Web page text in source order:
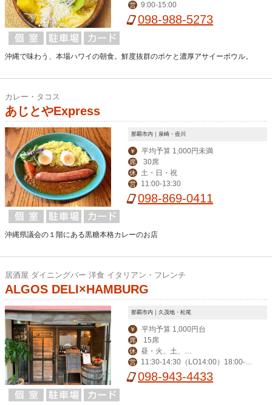
営 9:00-15:00
098-988-5273
沖縄で味わう、本場ハワイの朝食。鮮度抜群のポケと濃厚アサイーボウル。
カレー・タコス
あじとやExpress
那覇市内｜泉崎・壺川
￥ 平均予算 1,000円未満
席 30席
休 土・日・祝
営 11:00-13:30
098-869-0411
沖縄県議会の１階にある黒糖本格カレーのお店
居酒屋 ダイニングバー 洋食 イタリアン・フレンチ
ALGOS DELI×HAMBURG
那覇市内｜久茂地・松尾
￥ 平均予算 1,000円台
席 15席
休
昼・火、土、
日、祝 夜・火
営
11:30-14:30（LO14:00）18:00-0:
00（LO23:30）
098-943-4433